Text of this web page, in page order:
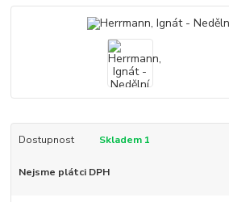
Dostupnost Skladem 1
Nejsme plátci DPH